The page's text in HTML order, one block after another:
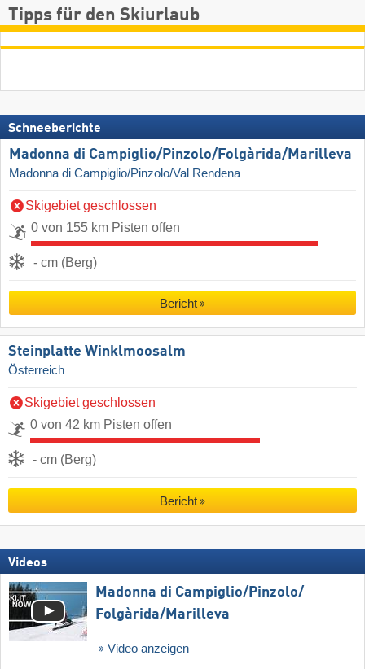
Tipps für den Skiurlaub
Schneeberichte
Madonna di Campiglio/​Pinzolo/​Folgàrida/​Marilleva
Madonna di Campiglio/Pinzolo/Val Rendena
Skigebiet geschlossen
0 von 155 km Pisten offen
- cm (Berg)
Bericht
Steinplatte Winklmoosalm
Österreich
Skigebiet geschlossen
0 von 42 km Pisten offen
- cm (Berg)
Bericht
Videos
Madonna di Campiglio/​Pinzolo/​
Folgàrida/​Marilleva
Video anzeigen